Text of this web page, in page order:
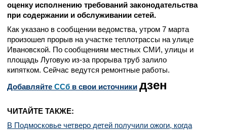
оценку исполнению требований законодательства
при содержании и обслуживании сетей.
Как указано в сообщении ведомства, утром 7 марта
произошел прорыв на участке теплотрассы на улице
Ивановской. По сообщениям местных СМИ, улицы и
площадь Луговую из-за прорыва труб залило
кипятком. Сейчас ведутся ремонтные работы.
Добавляйте CСб в свои источники дзен
ЧИТАЙТЕ ТАКЖЕ:
В Подмосковье четверо детей получили ожоги, когда